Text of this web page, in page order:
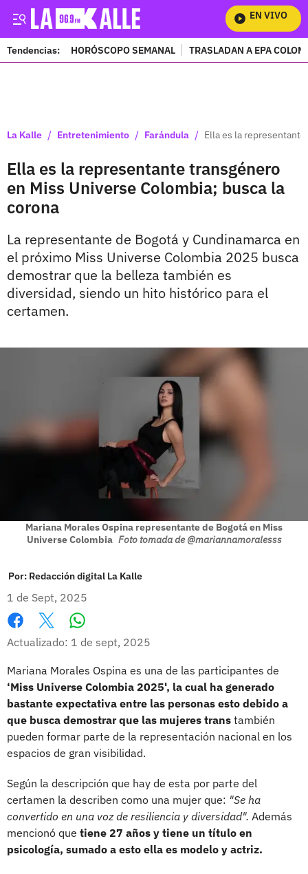
EN VIVO
Tendencias: HORÓSCOPO SEMANAL TRASLADAN A EPA
La Kalle / Entretenimiento / Farándula / Ella es la
Ella es la representante transgénero
en Miss Universe Colombia; busca la
corona
La representante de Bogotá y Cundinamarca en
el próximo Miss Universe Colombia 2025 busca
demostrar que la belleza también es
diversidad, siendo un hito histórico para el
certamen.
Mariana Morales Ospina representante de Bogotá en Miss
Universe Colombia Foto tomada de @mariannamoralesss
Por: Redacción digital La Kalle
1 de Sept, 2025
Facebook
X
Actualizado: 1 de sept, 2025
Mariana Morales Ospina es una de las participantes de
‘Miss Universe Colombia 2025', la cual ha generado
bastante expectativa entre las personas esto debido a
que busca demostrar que las mujeres trans también
pueden formar parte de la representación nacional en los
espacios de gran visibilidad.
Según la descripción que hay de esta por parte del
certamen la describen como una mujer que: "Se ha
convertido en una voz de resiliencia y diversidad". Además
mencionó que tiene 27 años y tiene un título en
psicología, sumado a esto ella es modelo y actriz.